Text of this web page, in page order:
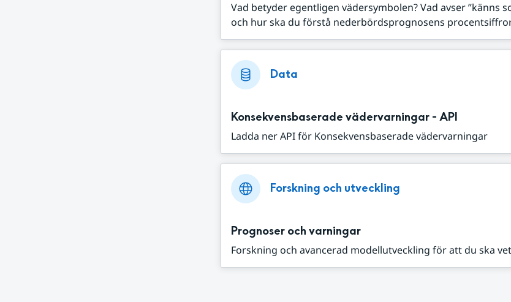
Vad betyder egentligen vädersymbolen? Vad avser ”känns
och hur ska du förstå nederbördsprognosens
Data
Konsekvensbaserade vädervarningar - API
Ladda ner API för Konsekvensbaserade vädervarningar
Forskning och utveckling
Prognoser och varningar
Forskning och avancerad modellutveckling för att du ska